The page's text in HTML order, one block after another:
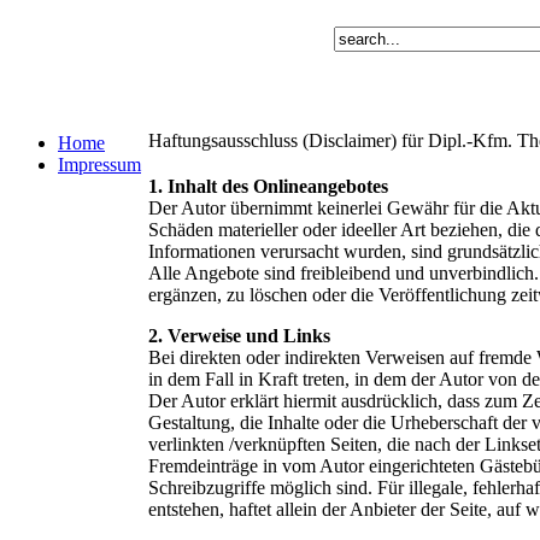
Home
Impressum
Haftungsausschluss (Disclaimer) für Dipl.-Kfm.
1. Inhalt des Onlineangebotes
Der Autor übernimmt keinerlei Gewähr für die
Schäden materieller oder ideeller Art beziehen,
Informationen verursacht wurden, sind
Alle Angebote sind freibleibend und
ergänzen, zu löschen oder die Veröffentlichung
2. Verweise und Links
Bei direkten oder indirekten Verweisen auf
in dem Fall in Kraft treten, in dem der Autor von
Der Autor erklärt hiermit ausdrücklich, dass zum
Gestaltung, die Inhalte oder die Urheberschaft
verlinkten /verknüpften Seiten, die nach der
Fremdeinträge in vom Autor eingerichteten
Schreibzugriffe möglich sind. Für illegale,
entstehen, haftet allein der Anbieter der Seite,